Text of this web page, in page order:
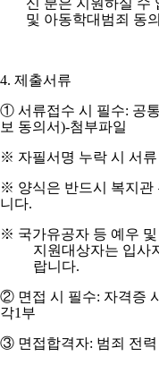
신 분은 지원하실 수
및 아동학대범죄 동
4. 제출서류
① 서류접수 시 필수: 공
보 동의서)-첨부파일
※ 자필서명 누락 시 서
※ 양식은 반드시 복지
니다.
※ 국가유공자 등 예우
지원대상자는 입사
랍니다.
② 면접 시 필수: 자격증
각1 부
③ 면접합격자: 범죄 전